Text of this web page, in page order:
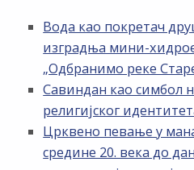
Вода као покретач
изградња мини-
„Одбранимо реке
Савиндан као симбол
религијског
Црквено певање у
средине 20. века до